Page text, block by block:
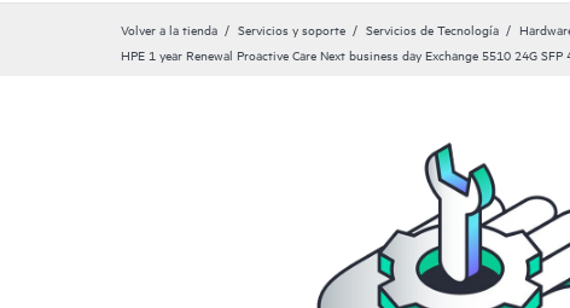
Volver a la tienda Servicios y soporte Servicios de Tecnología
HPE 1 year Renewal Proactive Care Next business day Exchange 5510 24G